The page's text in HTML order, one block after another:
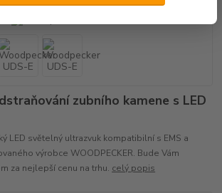
zubního kamene s LED
LED světelný ultrazvuk kompatibilní s EMS a
výrobce WOODPECKER. Bude Vám
za nejlepší cenu na trhu. celý popis